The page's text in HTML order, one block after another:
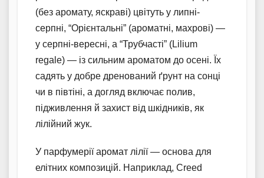
(без аромату, яскраві) цвітуть у липні-
серпні, “Орієнтальні” (ароматні, махрові) —
у серпні-вересні, а “Трубчасті” (Lilium
regale) — із сильним ароматом до осені. Їх
садять у добре дренований ґрунт на сонці
чи в півтіні, а догляд включає полив,
підживлення й захист від шкідників, як
лілійний жук.
У парфумерії аромат лілії — основа для
елітних композицій. Наприклад, Creed